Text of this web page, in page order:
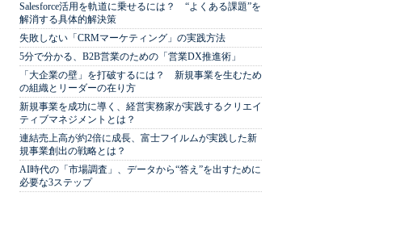
Salesforce活用を軌道に乗せるには？ “よくある課題”を
解消する具体的解決策
失敗しない「CRMマーケティング」の実践方法
5分で分かる、B2B営業のための「営業DX推進術」
「大企業の壁」を打破するには？ 新規事業を生むため
の組織とリーダーの在り方
新規事業を成功に導く、経営実務家が実践するクリエイ
ティブマネジメントとは？
連結売上高が約2倍に成長、富士フイルムが実践した新
規事業創出の戦略とは？
AI時代の「市場調査」、データから“答え”を出すために
必要な3ステップ